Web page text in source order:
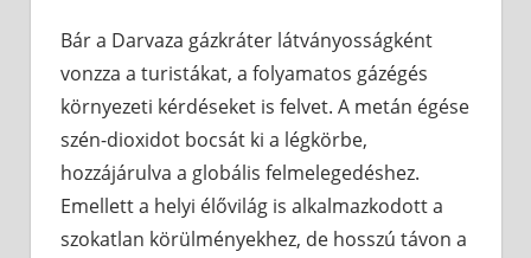
Bár a Darvaza gázkráter látványosságként
vonzza a turistákat, a folyamatos gázégés
környezeti kérdéseket is felvet. A metán égése
szén-dioxidot bocsát ki a légkörbe,
hozzájárulva a globális felmelegedéshez.
Emellett a helyi élővilág is alkalmazkodott a
szokatlan körülményekhez, de hosszú távon a